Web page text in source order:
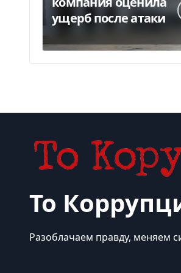
ущерб после атаки
То
Разоблачаем правду, меняем